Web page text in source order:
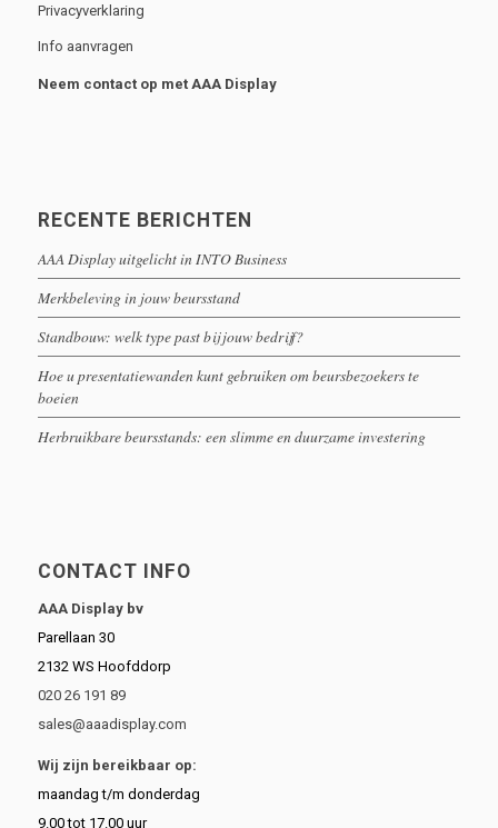
Privacyverklaring
Info aanvragen
Neem contact op met AAA Display
RECENTE BERICHTEN
AAA Display uitgelicht in INTO Business
Merkbeleving in jouw beursstand
Standbouw: welk type past bij jouw bedrijf?
Hoe u presentatiewanden kunt gebruiken om beursbezoekers te
boeien
Herbruikbare beursstands: een slimme en duurzame investering
CONTACT INFO
AAA Display bv
Parellaan 30
2132 WS Hoofddorp
020 26 191 89
sales@aaadisplay.com
Wij zijn bereikbaar op:
maandag t/m donderdag
9.00 tot 17.00 uur